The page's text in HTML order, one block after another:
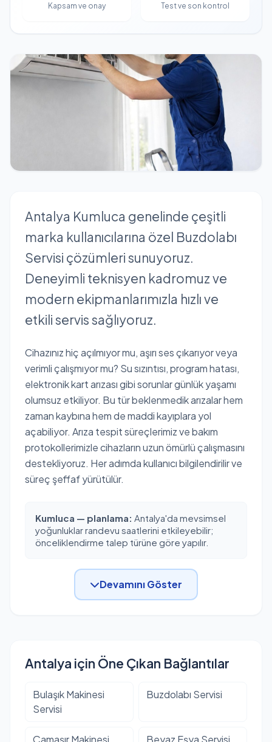
Kapsam ve onay Test ve son kontrol
Antalya Kumluca genelinde çeşitli
marka kullanıcılarına özel Buzdolabı
Servisi çözümleri sunuyoruz.
Deneyimli teknisyen kadromuz ve
modern ekipmanlarımızla hızlı ve
etkili servis sağlıyoruz.
Cihazınız hiç açılmıyor mu, aşırı ses çıkarıyor veya
verimli çalışmıyor mu? Su sızıntısı, program hatası,
elektronik kart arızası gibi sorunlar günlük yaşamı
olumsuz etkiliyor. Bu tür beklenmedik arızalar hem
zaman kaybına hem de maddi kayıplara yol
açabiliyor. Arıza tespit süreçlerimiz ve bakım
protokollerimizle cihazların uzun ömürlü çalışmasını
destekliyoruz. Her adımda kullanıcı bilgilendirilir ve
süreç şeffaf yürütülür.
Kumluca — planlama: Antalya'da mevsimsel
yoğunluklar randevu saatlerini etkileyebilir;
önceliklendirme talep türüne göre yapılır.
Devamını Göster
Antalya için Öne Çıkan Bağlantılar
Bulaşık Makinesi
Servisi
Buzdolabı Servisi
Çamaşır Makinesi Beyaz Eşya Servisi